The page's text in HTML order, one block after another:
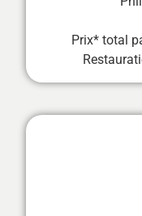
Prix* total